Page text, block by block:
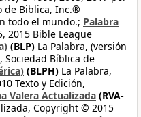
de Biblica, Inc.®
todo el mundo.; Palabra
2015 Bible League
(BLP) La Palabra, (versión
Sociedad Bíblica de
(BLPH) La Palabra,
Texto y Edición,
Valera Actualizada (RVA-
Copyright © 2015